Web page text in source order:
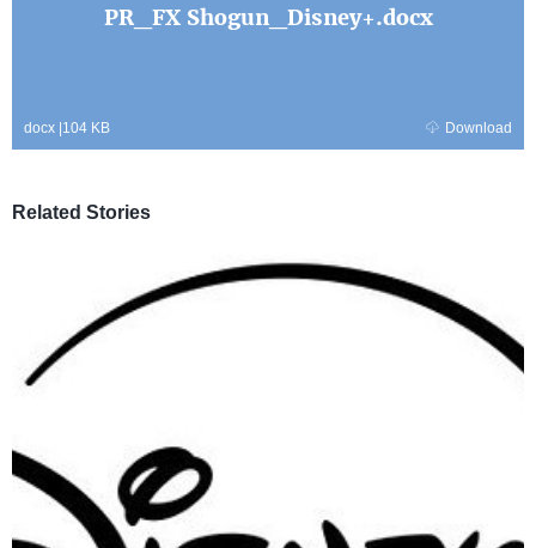
PR_FX Shogun_Disney+.docx
docx |104 KB Download
Related Stories